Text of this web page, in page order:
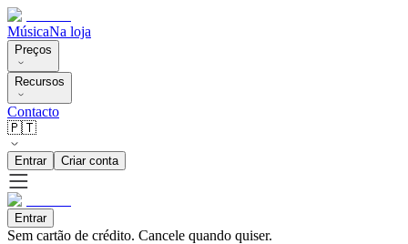
MúsicaNa loja
Preços
Recursos
Contacto
🇵🇹
Entrar Criar conta
Entrar
Sem cartão de crédito. Cancele quando quiser.